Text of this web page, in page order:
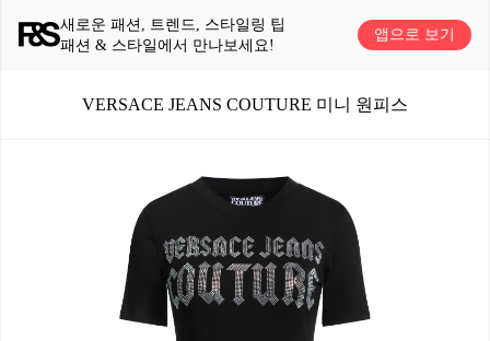
새로운 패션, 트렌드, 스타일링 팁
패션 & 스타일에서 만나보세요!
앱으로 보기
VERSACE JEANS COUTURE 미니 원피스